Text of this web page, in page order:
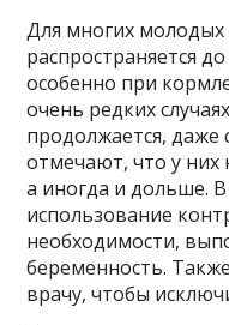
Для многих
распространяется
особенно при
очень редких
продолжается,
отмечают, что у них
а иногда и дольше. В
использование
необходимости,
беременность.
врачу, чтобы